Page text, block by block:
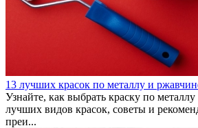
13 лучших красок по металлу и
Узнайте, как выбрать краску по
лучших видов красок, советы и
преи...